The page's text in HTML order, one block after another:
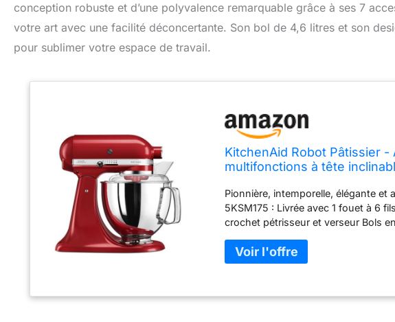
conception robuste et d’une polyvalence remarquable grâce à ses 7
votre art avec une facilité déconcertante. Son bol de 4,6 litres et son
pour sublimer votre espace de travail.
KitchenAid Robot Pâtissier
multifonctions à tête
Pionnière, intemporelle, élégante
5KSM175 : Livrée avec 1 fouet à 6
crochet pétrisseur et verseur Bols
(de taille moyenne) Performance
grandes quantités. Aucune perte
efficace. Avec entraînement direct